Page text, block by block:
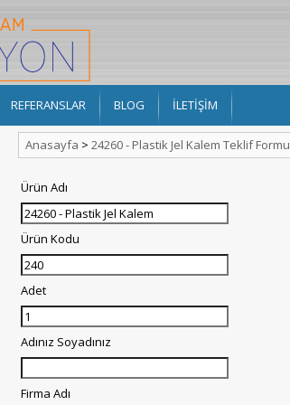
REFERANSLAR BLOG İLETİŞİM
Anasayfa > 24260 - Plastik Jel Kalem Teklif Formu
Ürün Adı
Ürün Kodu
Adet
Adınız Soyadınız
Firma Adı